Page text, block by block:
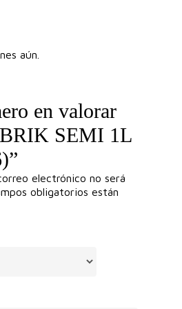
aún.
en valorar
SEMI 1L
electrónico no será
obligatorios están